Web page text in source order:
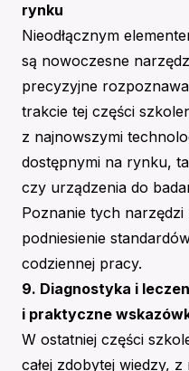
rynku
Nieodłącznym
są nowoczesne
precyzyjne
trakcie tej części
z najnowszymi
dostępnymi na rynku,
czy urządzenia do
Poznanie tych
podniesienie
codziennej pracy.
9. Diagnostyka i
i praktyczne
W ostatniej części
całej zdobytej wiedzy,